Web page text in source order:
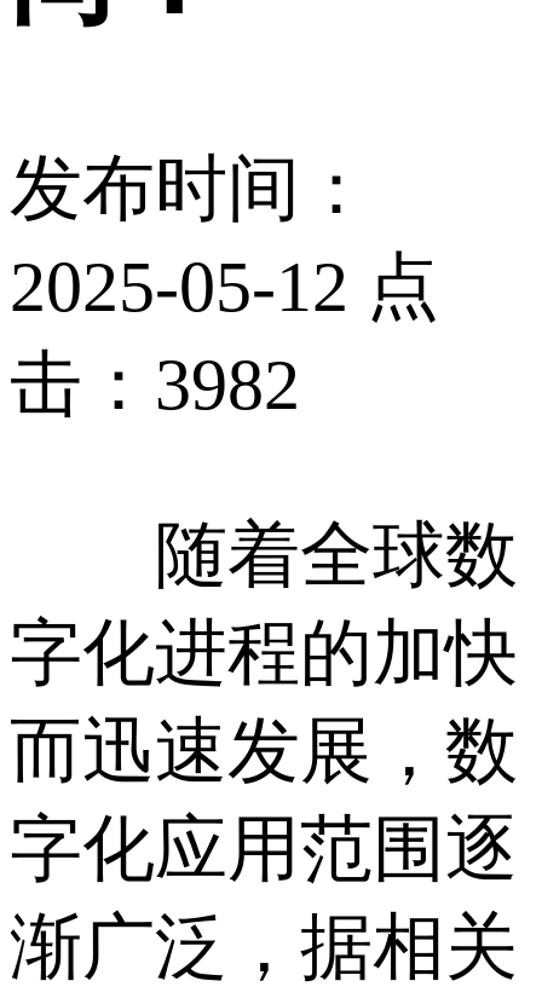
发布时间：
2025-05-12 点
击：3982
随着全球数
字化进程的加快
而迅速发展，数
字化应用范围逐
渐广泛，据相关